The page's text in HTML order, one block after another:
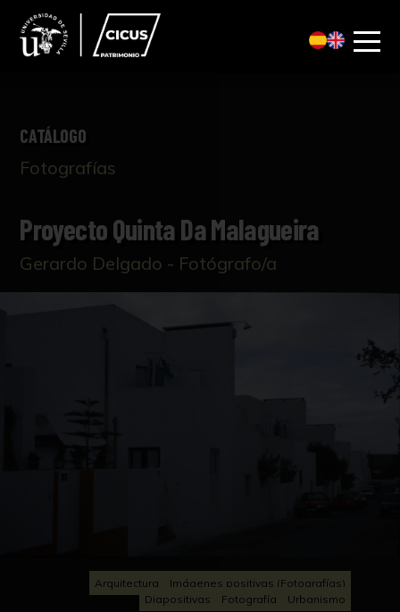
CATÁLOGO
Fotografías
Proyecto Quinta Da Malagueira
Gerardo Delgado - Fotógrafo/a
Arquitectura
Imágenes positivas (Fotografías)
Diapositivas
Fotografía Urbanismo